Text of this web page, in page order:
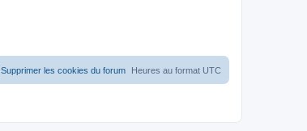
Heures au format UTC
Supprimer les cookies du forum